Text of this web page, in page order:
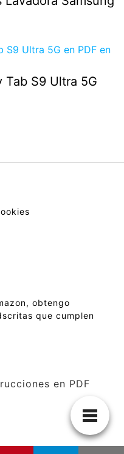
Tab S9 Ultra 5G
obtengo
que cumplen
en PDF